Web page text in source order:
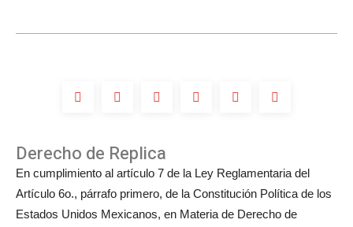
Derecho de Replica
En cumplimiento al artículo 7 de la Ley Reglamentaria del
Artículo 6o., párrafo primero, de la Constitución Política de los
Estados Unidos Mexicanos, en Materia de Derecho de